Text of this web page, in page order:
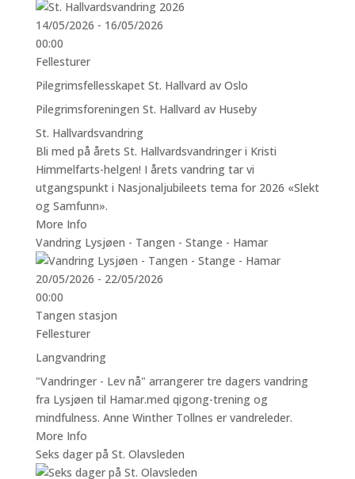
14/05/2026 - 16/05/2026
00:00
Fellesturer
Pilegrimsfellesskapet St. Hallvard av Oslo
Pilegrimsforeningen St. Hallvard av Huseby
St. Hallvardsvandring
Bli med på årets St. Hallvardsvandringer i Kristi
Himmelfarts-helgen! I årets vandring tar vi
utgangspunkt i Nasjonaljubileets tema for 2026 «Slekt
og Samfunn».
More Info
Vandring Lysjøen - Tangen - Stange - Hamar
20/05/2026 - 22/05/2026
00:00
Tangen stasjon
Fellesturer
Langvandring
"Vandringer - Lev nå" arrangerer tre dagers vandring
fra Lysjøen til Hamar.med qigong-trening og
mindfulness. Anne Winther Tollnes er vandreleder.
More Info
Seks dager på St. Olavsleden